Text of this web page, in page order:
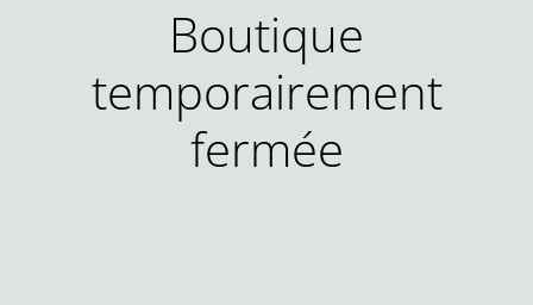
Boutique
temporairement
fermée